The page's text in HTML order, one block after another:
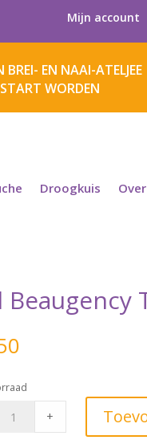
Mijn account
BREI- EN NAAI-ATELJEE
WORDEN
Droogkuis
Beaugency
+